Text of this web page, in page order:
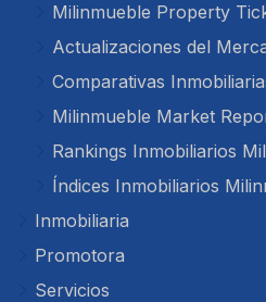
Milinmueble Property
Actualizaciones del
Comparativas
Milinmueble Market
Rankings Inmobiliarios
Índices Inmobiliarios
Inmobiliaria
Promotora
Servicios